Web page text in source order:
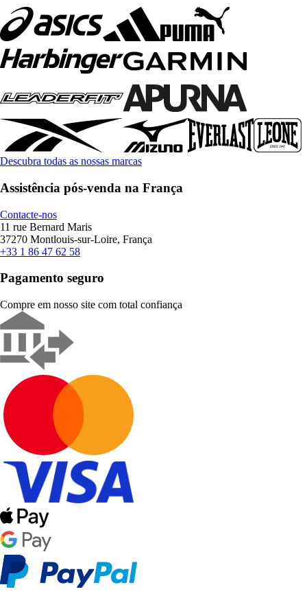
Descubra todas as nossas marcas
Assistência pós-venda na França
Contacte-nos
11 rue Bernard Maris
37270 Montlouis-sur-Loire, França
+33 1 86 47 62 58
Pagamento seguro
Compre em nosso site com total confiança